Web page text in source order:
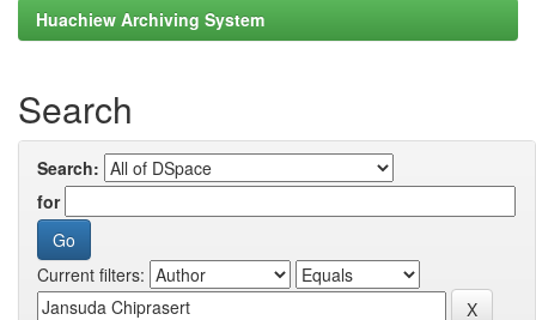
Huachiew Archiving System
Search
Search:
for
Current filters: